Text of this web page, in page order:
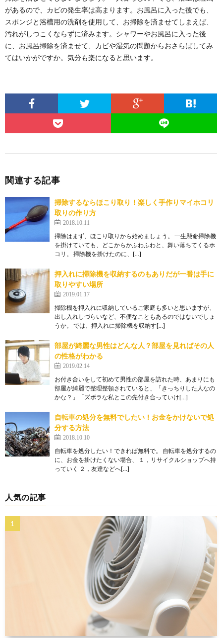
デスクの整理整頓におすすめのグッズと収
納のコツを教えます
毎日仕事に追われていると、デスクの上や引き出しの
中を整理整頓をする時間もないという人も多いのでは
ない...
書類の整理術！100均アイテムを賢く使っ
てスッキリ収納
書類の整理術を知れば、毎日のちょっとしたストレス
から開放されます！ あれ、どこだっけ？ あれ...
があるので、カビの発生率は高まります。お風呂に入った後でも、
スポンジと浴槽用の洗剤を使用して、お掃除を済ませてしまえば、
汚れがしつこくならずに済みます。シャワーやお風呂に入った後
に、お風呂掃除を済ませて、カビや湿気の問題からおさらばしてみ
てはいかがですか。気分も楽になると思います。
関連する記事
掃除するならほこり取り！楽しく手作りマイホコリ
取りの作り方
2018.10.11
掃除はまず、ほこり取りから始めましょう。 一生懸命掃除機
を掛けていても、どこからかふわふわと、舞い落ちてくるホ
コリ。 掃除機を掛けたのに、[…]
押入れに掃除機を収納するのもありだが一番は手に
取りやすい場所
2019.01.17
掃除機を押入れに収納しているご家庭も多いと思いますが、
出し入れしづらいなど、不便なこともあるのではないでしょ
うか。 では、押入れに掃除機を収納す[…]
部屋が綺麗な男性はどんな人？部屋を見ればその人
の性格がわかる
2019.02.14
お付き合いをして初めて男性の部屋を訪れた時、あまりにも
部屋が綺麗で整理整頓されていると、「きっちりした人なの
かな？」「ズボラな私とこの先付き合っていけ[…]
自転車の処分を無料でしたい！お金をかけないで処
分する方法
2018.10.10
自転車を処分したい！できれば無料で。 自転車を処分するの
に、お金を掛けたくない場合、 １，リサイクルショップへ持
っていく ２，友達などへ[…]
人気の記事